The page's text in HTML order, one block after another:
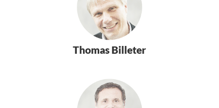
Thomas Billeter